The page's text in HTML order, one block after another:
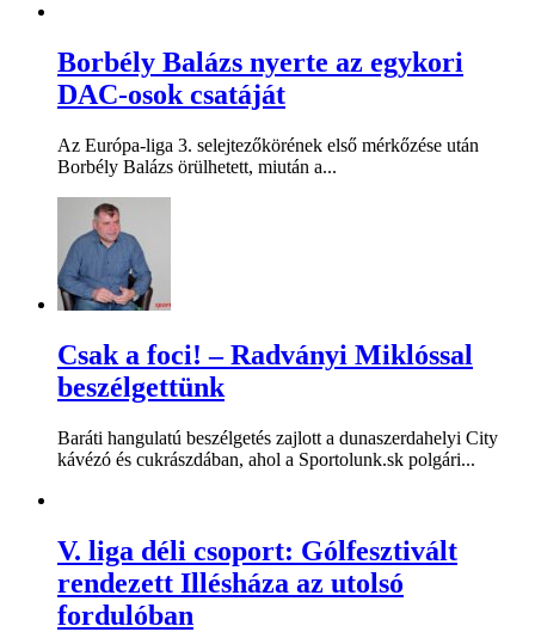
Borbély Balázs nyerte az egykori
DAC-osok csatáját
Az Európa-liga 3. selejtezőkörének első mérkőzése után
Borbély Balázs örülhetett, miután a...
Csak a foci! – Radványi Miklóssal
beszélgettünk
Baráti hangulatú beszélgetés zajlott a dunaszerdahelyi City
kávézó és cukrászdában, ahol a Sportolunk.sk polgári...
V. liga déli csoport: Gólfesztivált
rendezett Illésháza az utolsó
fordulóban